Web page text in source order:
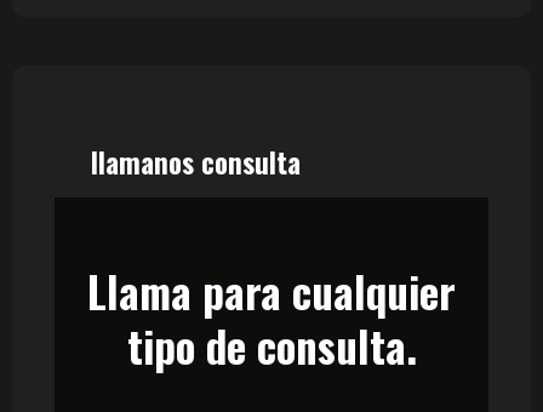
llamanos consulta
Llama para cualquier
tipo de consulta.